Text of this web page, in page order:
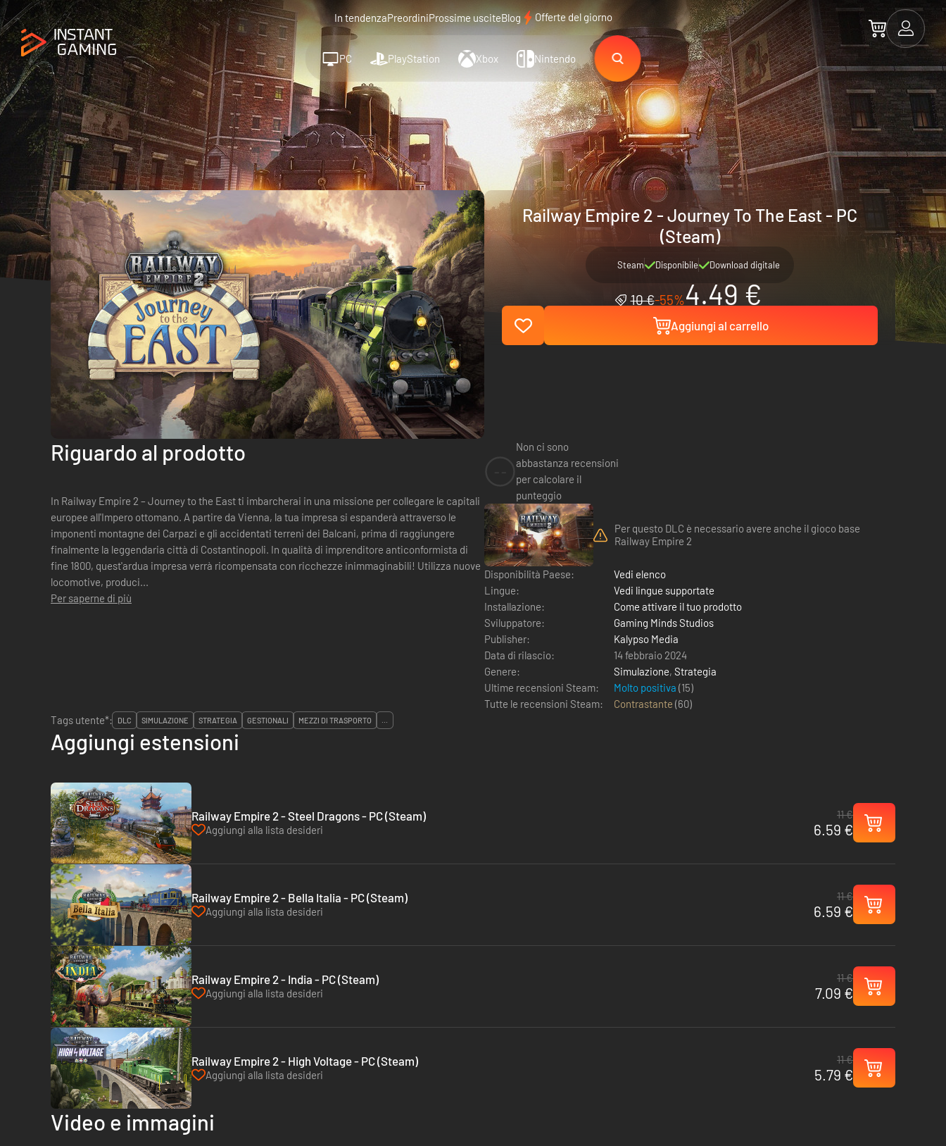
In tendenzaPreordiniProssime usciteBlog Offerte del giorno
PC PlayStation Xbox Nintendo
Railway Empire 2 - Journey To The East - PC
(Steam)
Steam Disponibile Download digitale
10 €-55%4.49 €
Aggiungi al carrello
Riguardo al prodotto
In Railway Empire 2 – Journey to the East ti imbarcherai in una missione per collegare le capitali
europee all'Impero ottomano. A partire da Vienna, la tua impresa si espanderà attraverso le
imponenti montagne dei Carpazi e gli accidentati terreni dei Balcani, prima di raggiungere
finalmente la leggendaria città di Costantinopoli. In qualità di imprenditore anticonformista di
fine 1800, quest'ardua impresa verrà ricompensata con ricchezze inimmaginabili! Utilizza nuove
locomotive, produci...
Per saperne di più
Non ci sono
abbastanza recensioni
per calcolare il
punteggio
Per questo DLC è necessario avere anche il gioco base
Railway Empire 2
Disponibilità Paese:
Vedi elenco
Lingue:
Vedi lingue supportate
Installazione:
Come attivare il tuo prodotto
Sviluppatore:
Gaming Minds Studios
Publisher:
Kalypso Media
Data di rilascio:
14 febbraio 2024
Genere:
Simulazione, Strategia
Ultime recensioni Steam:
Molto positiva (15)
Tutte le recensioni Steam:
Contrastante (60)
Tags utente*:
DLC SIMULAZIONE STRATEGIA GESTIONALI MEZZI DI TRASPORTO ...
Aggiungi estensioni
Railway Empire 2 - Steel Dragons - PC (Steam)
Aggiungi alla lista desideri
11 €
6.59 €
Railway Empire 2 - Bella Italia - PC (Steam)
Aggiungi alla lista desideri
11 €
6.59 €
Railway Empire 2 - India - PC (Steam)
Aggiungi alla lista desideri
11 €
7.09 €
Railway Empire 2 - High Voltage - PC (Steam)
Aggiungi alla lista desideri
11 €
5.79 €
Video e immagini